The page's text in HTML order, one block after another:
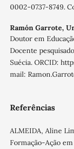
0002-0737-8749.
Ramón Garrote,
Doutor em
Docente
Suécia. ORCID:
mail:
Referências
ALMEIDA, Aline
Formação-Ação